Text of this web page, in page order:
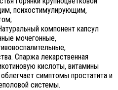
психостимулирующим,
компонент капсул
мочегонные,
Спаржа лекарственная
кислоты, витамины
симптомы простатита и
системы.